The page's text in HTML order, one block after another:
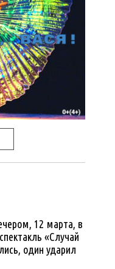
12 марта, в
«Случай
один ударил